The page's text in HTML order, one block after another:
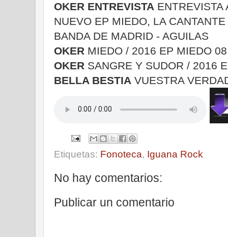
OKER ENTREVISTA ENTREVISTA
NUEVO EP MIEDO, LA
BANDA DE MADRID - AGUILAS
OKER MIEDO / 2016 EP MIEDO 08
OKER SANGRE Y SUDOR / 2016
BELLA BESTIA VUESTRA
Etiquetas: Fonoteca, Iguana Rock
No hay comentarios:
Publicar un comentario